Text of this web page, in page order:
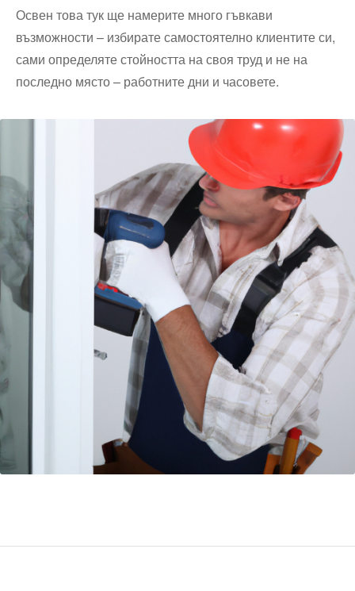
Освен това тук ще намерите много гъвкави
възможности – избирате самостоятелно клиентите си,
сами определяте стойността на своя труд и не на
последно място – работните дни и часовете.